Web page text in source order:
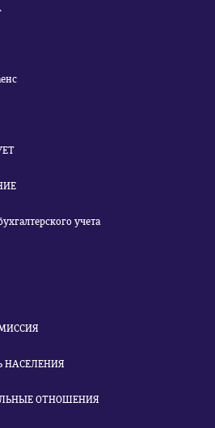
учета
НАСЕЛЕНИЯ
ОТНОШЕНИЯ